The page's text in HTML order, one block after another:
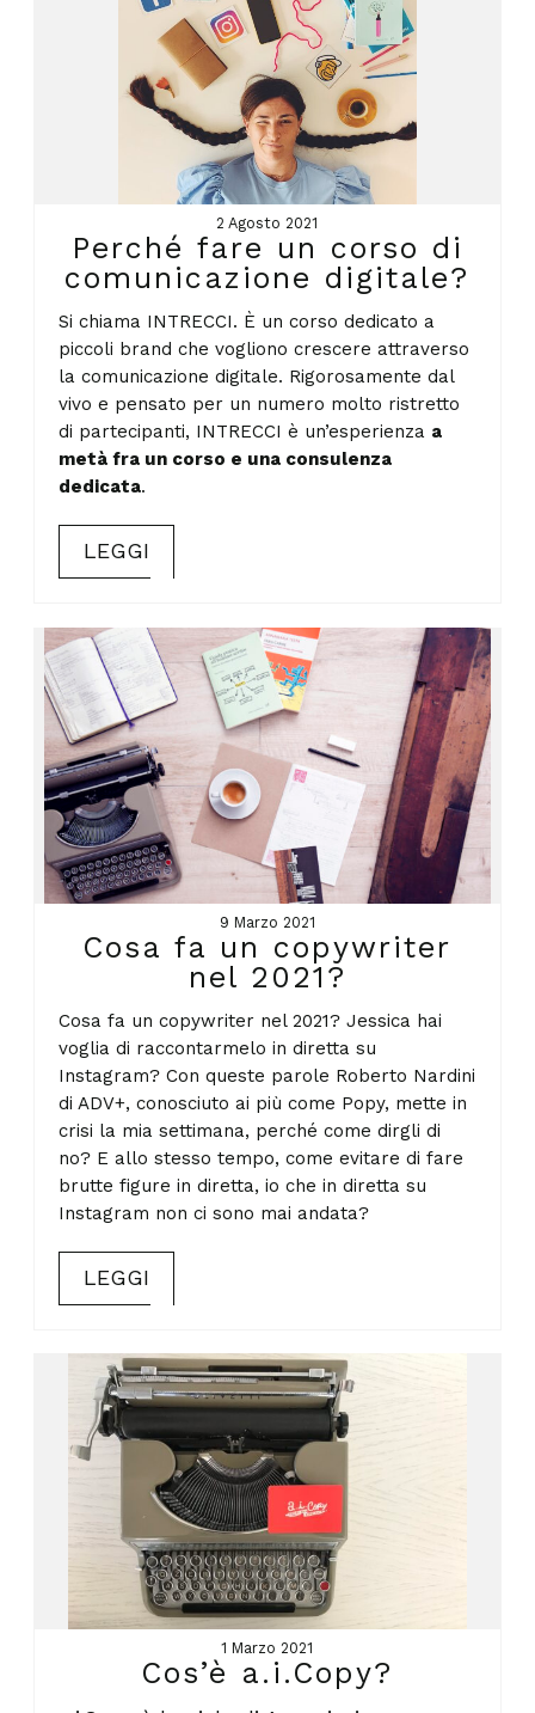
2 Agosto 2021
Perché fare un corso di
comunicazione digitale?
Si chiama INTRECCI. È un corso dedicato a
piccoli brand che vogliono crescere attraverso
la comunicazione digitale. Rigorosamente dal
vivo e pensato per un numero molto ristretto
di partecipanti, INTRECCI è un’esperienza a
metà fra un corso e una consulenza
dedicata.
LEGGI
9 Marzo 2021
Cosa fa un copywriter
nel 2021?
Cosa fa un copywriter nel 2021? Jessica hai
voglia di raccontarmelo in diretta su
Instagram? Con queste parole Roberto Nardini
di ADV+, conosciuto ai più come Popy, mette in
crisi la mia settimana, perché come dirgli di
no? E allo stesso tempo, come evitare di fare
brutte figure in diretta, io che in diretta su
Instagram non ci sono mai andata?
LEGGI
1 Marzo 2021
Cos’è a.i.Copy?